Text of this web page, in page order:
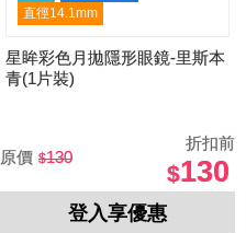
直徑14.1mm
星眸彩色月拋隱形眼鏡-里斯本
青(1片裝)
原價 130
折扣前
130
登入享優惠